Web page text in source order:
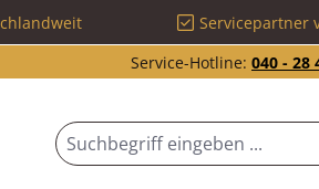
Servicepartner
Service-Hotline: 040 - 28